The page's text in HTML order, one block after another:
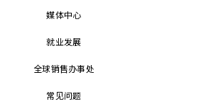
媒体中心
就业发展
全球销售办事处
常见问题